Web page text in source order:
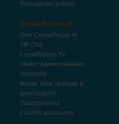
Reisagenten portaal
CruiseReizen.nl
Over CruiseReizen.nl
VIP Club
CruiseReizen TV
Media / bannermateriaal
Vacatures
Missie, visie, strategie &
geschiedenis
Duurzaamheid
Cookies aanpassen